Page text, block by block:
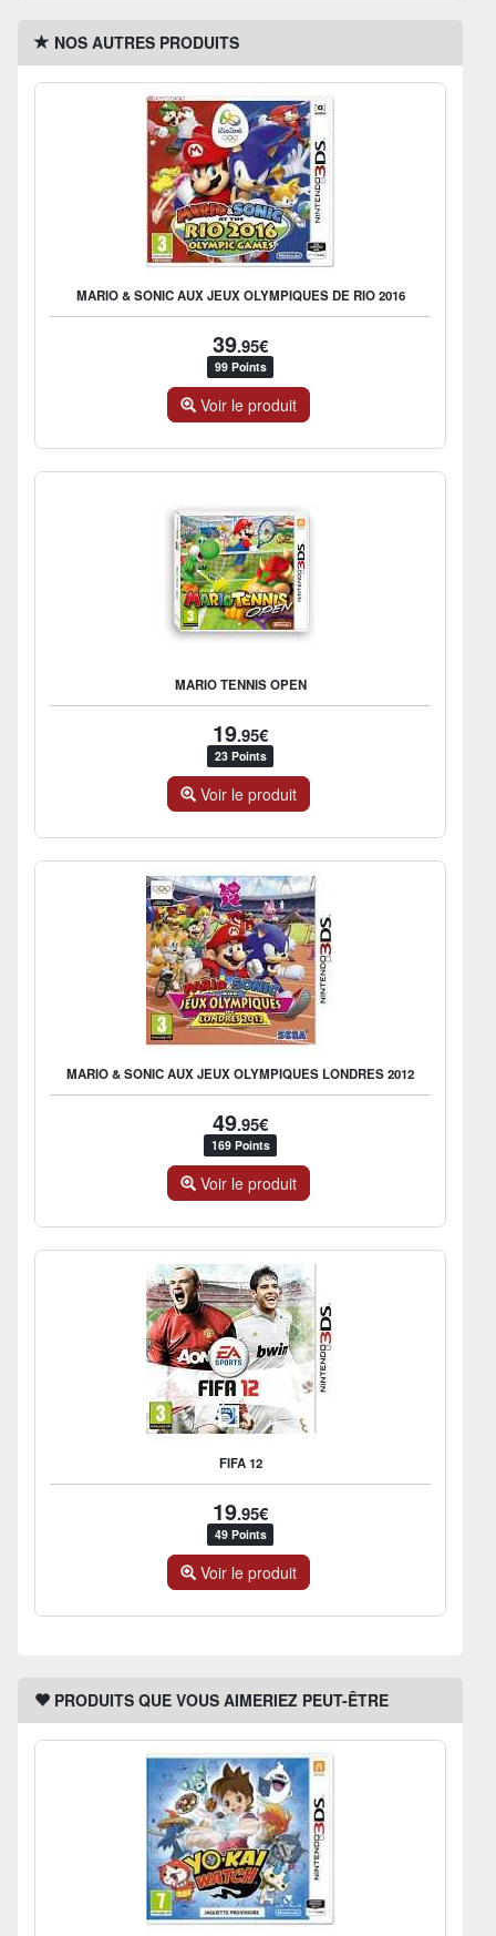
NOS AUTRES PRODUITS
MARIO & SONIC AUX JEUX OLYMPIQUES DE RIO 2016
39.95€
99 Points
Voir le produit
MARIO TENNIS OPEN
19.95€
23 Points
Voir le produit
MARIO & SONIC AUX JEUX OLYMPIQUES LONDRES 2012
49.95€
169 Points
Voir le produit
FIFA 12
19.95€
49 Points
Voir le produit
PRODUITS QUE VOUS AIMERIEZ PEUT-ÊTRE